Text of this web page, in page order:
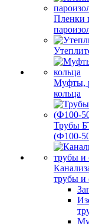
Пленки
Муфты,
кольца
Трубы
(Ф100-
трубы и